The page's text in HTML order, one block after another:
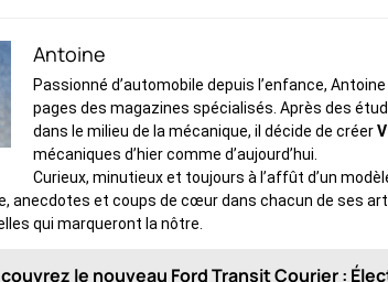
Antoine
Passionné d’automobile depuis l’enfance,
pages des magazines spécialisés. Après des
dans le milieu de la mécanique, il décide de créer
mécaniques d’hier comme d’aujourd’hui.
Curieux, minutieux et toujours à l’affût d’un
anecdotes et coups de cœur dans chacun de ses
qui marqueront la nôtre.
le nouveau Ford Transit Courier :